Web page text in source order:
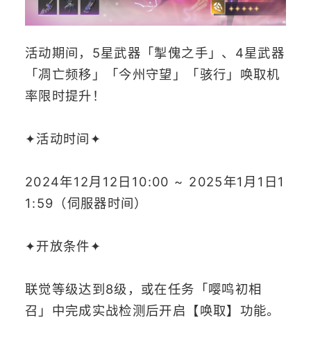
活动期间，5星武器「掣傀之手」、4星武器
「凋亡频移」「今州守望」「骇行」唤取机
率限时提升！
✦活动时间✦
2024年12月12日10:00 ~ 2025年1月1日1
1:59（伺服器时间）
✦开放条件✦
联觉等级达到8级，或在任务「嘤鸣初相
召」中完成实战检测后开启【唤取】功能。